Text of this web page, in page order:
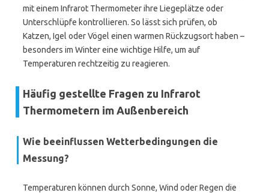
mit einem Infrarot Thermometer ihre Liegeplätze oder
Unterschlüpfe kontrollieren. So lässt sich prüfen, ob
Katzen, Igel oder Vögel einen warmen Rückzugsort haben –
besonders im Winter eine wichtige Hilfe, um auf
Temperaturen rechtzeitig zu reagieren.
Häufig gestellte Fragen zu Infrarot
Thermometern im Außenbereich
Wie beeinflussen Wetterbedingungen die
Messung?
Temperaturen können durch Sonne, Wind oder Regen die